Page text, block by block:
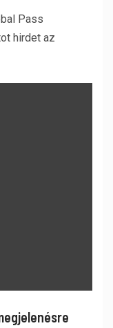
Pass
hirdet az